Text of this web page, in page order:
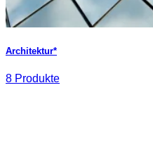
Architektur*
8 Produkte